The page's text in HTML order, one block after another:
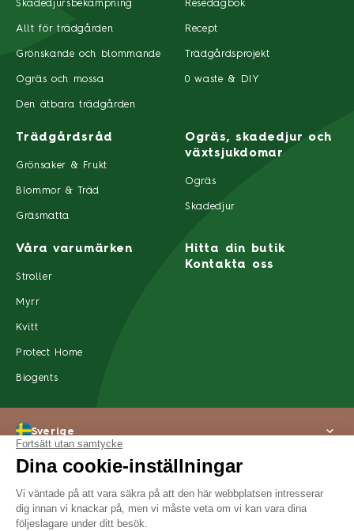
Skadedjursbekämpning
Allt för trädgården
Grönskande och blommande
Ogräs och mossa
Den ätbara trädgården
Resedagbok
Recept
Trädgårdsprojekt
0 waste & DIY
Trädgårdsråd
Grönsaker & Frukt
Blommor & Träd
Gräsmatta
Ogräs, skadedjur och
växtsjukdomar
Ogräs
Skadedjur
Våra varumärken
Stroller
Myrr
Kvitt
Protect Home
Biogents
Hitta din butik
Kontakta oss
Om ossRättsligt meddelandeIntegritetspolicy
©2022 SBM Life Science Alla rättigheter förbehållna
Sverige